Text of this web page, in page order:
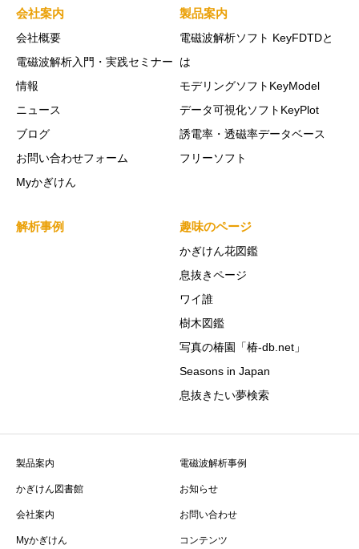
会社案内
会社概要
電磁波解析入門・実践セミナー
情報
ニュース
ブログ
お問い合わせフォーム
Myかぎけん
製品案内
電磁波解析ソフト KeyFDTDと
は
モデリングソフトKeyModel
データ可視化ソフトKeyPlot
誘電率・透磁率データベース
フリーソフト
解析事例 趣味のページ
かぎけん花図鑑
息抜きページ
ワイ誰
樹木図鑑
写真の椿園「椿-db.net」
Seasons in Japan
息抜きたい夢検索
製品案内 電磁波解析事例
かぎけん図書館 お知らせ
会社案内 お問い合わせ
Myかぎけん コンテンツ